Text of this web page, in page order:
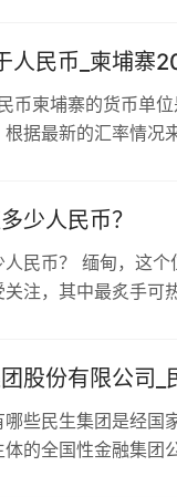
人民币_柬埔寨
币柬埔寨的货币单
据最新的汇率情况
少人民币？
民币？ 缅甸，这
注，其中最炙手可
股份有限公司_
哪些民生集团是经
的全国性金融集团